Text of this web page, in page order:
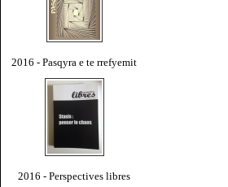
2016 - Pasqyra e te rrefyemit
2016 - Perspectives libres